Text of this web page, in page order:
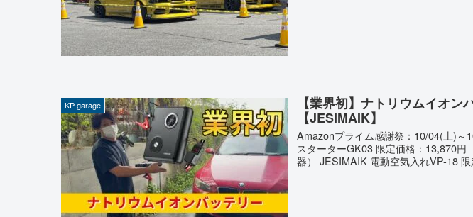
KP garage
【業界初】ナトリウムイオ
【JESIMAIK】
Amazonプライム感謝祭：10/04(土)
スターターGK03 限定価格：13,870円
器） JESIMAIK 電動空気入れVP-18